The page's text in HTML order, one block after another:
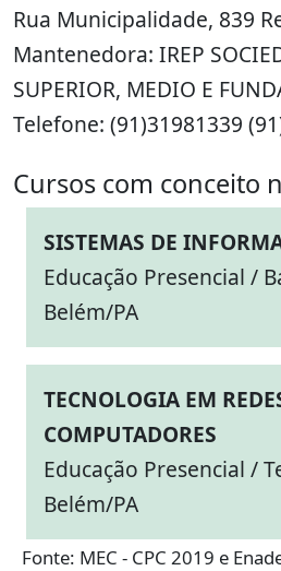
Rua Municipalidade, 839
Mantenedora: IREP
SUPERIOR, MEDIO E
Telefone: (91)31981339
Cursos com conceito
SISTEMAS DE
Educação Presencial /
Belém/PA
TECNOLOGIA EM
COMPUTADORES
Educação Presencial /
Belém/PA
Fonte: MEC - CPC 2019 e